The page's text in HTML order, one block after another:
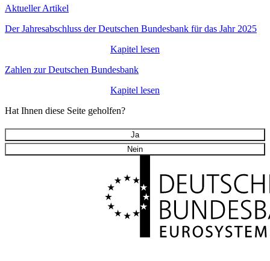
Aktueller Artikel
Der Jahresabschluss der Deutschen Bundesbank für das Jahr 2025
Kapitel lesen
Zahlen zur Deutschen Bundesbank
Kapitel lesen
Hat Ihnen diese Seite geholfen?
Ja
Nein